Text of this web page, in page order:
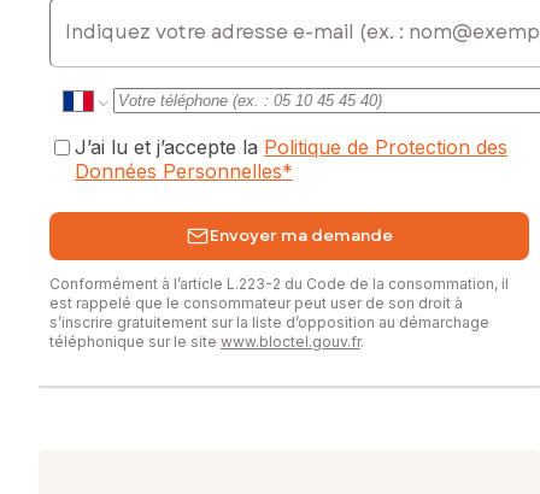
E-mail
J’ai lu et j’accepte la Politique de Protection des
Données Personnelles*
Envoyer ma demande
Conformément à l’article L.223-2 du Code de la consommation, il
est rappelé que le consommateur peut user de son droit à
s’inscrire gratuitement sur la liste d’opposition au démarchage
téléphonique sur le site www.bloctel.gouv.fr.